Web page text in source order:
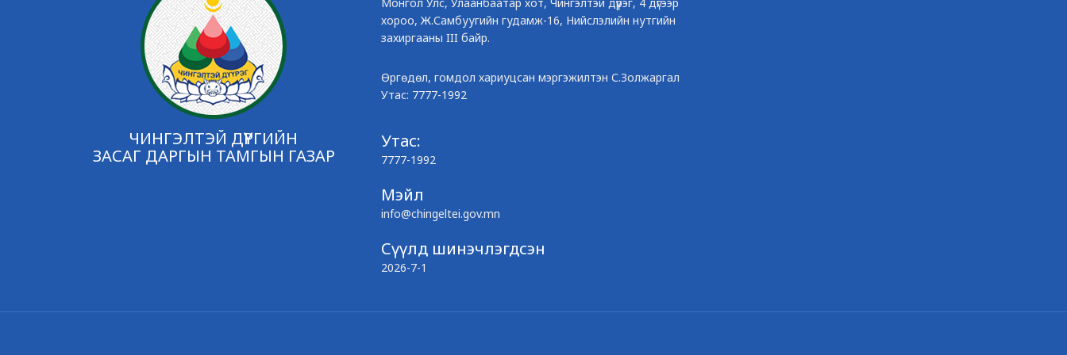
ЧИНГЭЛТЭЙ ДҮҮРГИЙН
ЗАСАГ ДАРГЫН ТАМГЫН ГАЗАР
хороо, Ж.Самбуугийн гудамж-16, Нийслэлийн нутгийн
захиргааны III байр.
Өргөдөл, гомдол хариуцсан мэргэжилтэн С.Золжаргал
Утас: 7777-1992
Утас:
7777-1992
Мэйл
info@chingeltei.gov.mn
Сүүлд шинэчлэгдсэн
2026-7-1